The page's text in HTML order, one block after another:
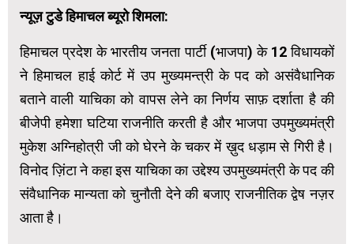
न्यूज़ टुडे हिमाचल ब्यूरो शिमला:
हिमाचल प्रदेश के भारतीय जनता पार्टी (भाजपा) के 12 विधायकों
ने हिमाचल हाई कोर्ट में उप मुख्यमन्त्री के पद को असंवैधानिक
बताने वाली याचिका को वापस लेने का निर्णय साफ़ दर्शाता है की
बीजेपी हमेशा घटिया राजनीति करती है और भाजपा उपमुख्यमंत्री
मुकेश अग्निहोत्री जी को घेरने के चकर में ख़ुद धड़ाम से गिरी है।
विनोद ज़िंटा ने कहा इस याचिका का उद्देश्य उपमुख्यमंत्री के पद की
संवैधानिक मान्यता को चुनौती देने की बजाए राजनीतिक द्वेष नज़र
आता है।